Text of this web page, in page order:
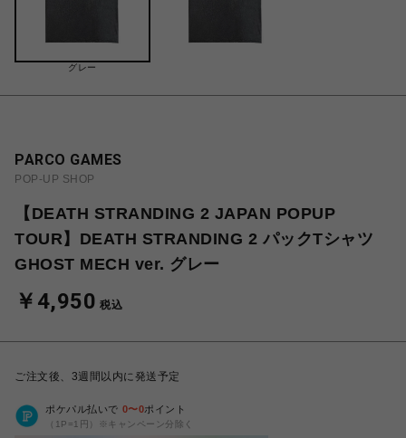
グレー
PARCO GAMES
POP-UP SHOP
【DEATH STRANDING 2 JAPAN POPUP
TOUR】DEATH STRANDING 2 パックTシャツ
GHOST MECH ver. グレー
￥4,950 税込
ご注文後、3週間以内に発送予定
ポケパル払いで 0〜0ポイント
（1P=1円）※キャンペーン分除く